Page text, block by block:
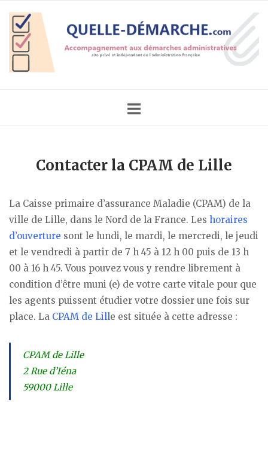
content
Home
Contacter la CPAM de Lille
La Caisse primaire d’assurance Maladie (CPAM) de la
ville de Lille, dans le Nord de la France. Les horaires
d’ouverture sont le lundi, le mardi, le mercredi, le jeudi
et le vendredi à partir de 7 h 45 à 12 h 00 puis de 13 h
00 à 16 h 45. Vous pouvez vous y rendre librement à
condition d’être muni (e) de votre carte vitale pour que
les agents puissent étudier votre dossier une fois sur
place. La CPAM de Lille est située à cette adresse :
CPAM de Lille
2 Rue d’Iéna
59000 Lille